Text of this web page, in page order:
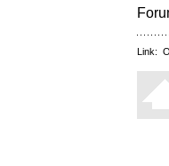
Link: